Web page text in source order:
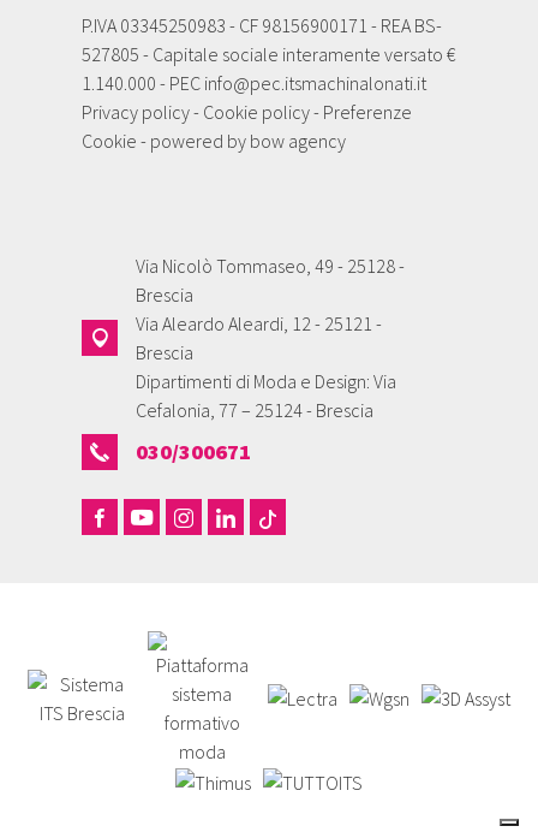
P.IVA 03345250983 - CF 98156900171 - REA BS-
527805 - Capitale sociale interamente versato €
1.140.000 - PEC info@pec.itsmachinalonati.it
Privacy policy- Cookie policy- Preferenze
Cookie - powered by bow agency
Via Nicolò Tommaseo, 49 - 25128 -
Brescia
Via Aleardo Aleardi, 12 - 25121 -
Brescia
Dipartimenti di Moda e Design: Via
Cefalonia, 77 – 25124 - Brescia
030/300671